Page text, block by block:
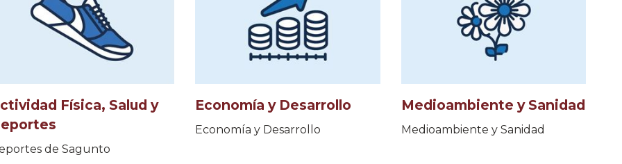
Física, Salud y
de Sagunto
Economía y Desarrollo
Economía y Desarrollo
Medioambiente y Sanidad
Medioambiente y Sanidad